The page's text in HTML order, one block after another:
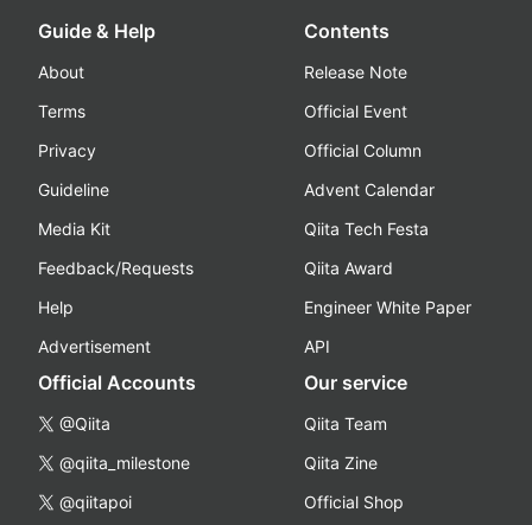
Guide & Help
About
Terms
Privacy
Guideline
Media Kit
Feedback/Requests
Help
Advertisement
Contents
Release Note
Official Event
Official Column
Advent Calendar
Qiita Tech Festa
Qiita Award
Engineer White Paper
API
Official Accounts
@Qiita
@qiita_milestone
@qiitapoi
Our service
Qiita Team
Qiita Zine
Official Shop